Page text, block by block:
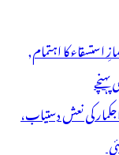
استسقاء کا اہتمام,
والے راجکمار کی نعش دستیاب،